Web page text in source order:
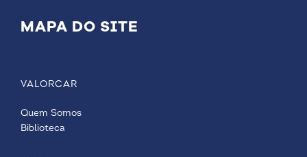
MAPA DO SITE
VALORCAR
Quem Somos
Biblioteca